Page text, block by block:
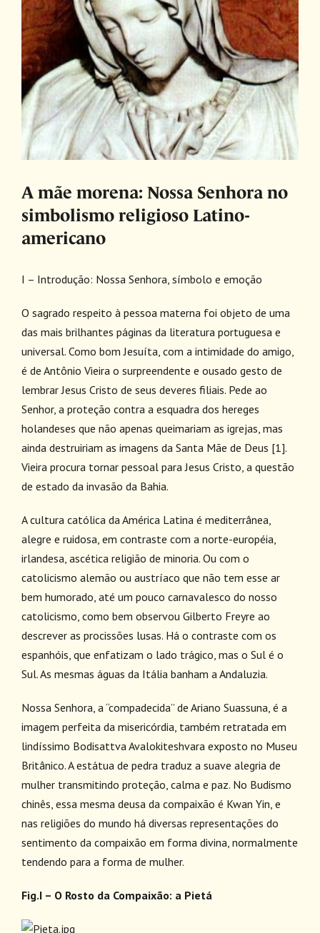
A mãe morena: Nossa Senhora no
simbolismo religioso Latino-
americano
I – Introdução: Nossa Senhora, símbolo e emoção
O sagrado respeito à pessoa materna foi objeto de uma
das mais brilhantes páginas da literatura portuguesa e
universal. Como bom Jesuíta, com a intimidade do amigo,
é de Antônio Vieira o surpreendente e ousado gesto de
lembrar Jesus Cristo de seus deveres filiais. Pede ao
Senhor, a proteção contra a esquadra dos hereges
holandeses que não apenas queimariam as igrejas, mas
ainda destruiriam as imagens da Santa Mãe de Deus [1].
Vieira procura tornar pessoal para Jesus Cristo, a questão
de estado da invasão da Bahia.
A cultura católica da América Latina é mediterrânea,
alegre e ruidosa, em contraste com a norte-européia,
irlandesa, ascética religião de minoria. Ou com o
catolicismo alemão ou austríaco que não tem esse ar
bem humorado, até um pouco carnavalesco do nosso
catolicismo, como bem observou Gilberto Freyre ao
descrever as procissões lusas. Há o contraste com os
espanhóis, que enfatizam o lado trágico, mas o Sul é o
Sul. As mesmas águas da Itália banham a Andaluzia.
Nossa Senhora, a “compadecida” de Ariano Suassuna, é a
imagem perfeita da misericórdia, também retratada em
lindíssimo Bodisattva Avalokiteshvara exposto no Museu
Britânico. A estátua de pedra traduz a suave alegria de
mulher transmitindo proteção, calma e paz. No Budismo
chinês, essa mesma deusa da compaixão é Kwan Yin, e
nas religiões do mundo há diversas representações do
sentimento da compaixão em forma divina, normalmente
tendendo para a forma de mulher.
Fig.I – O Rosto da Compaixão: a Pietá